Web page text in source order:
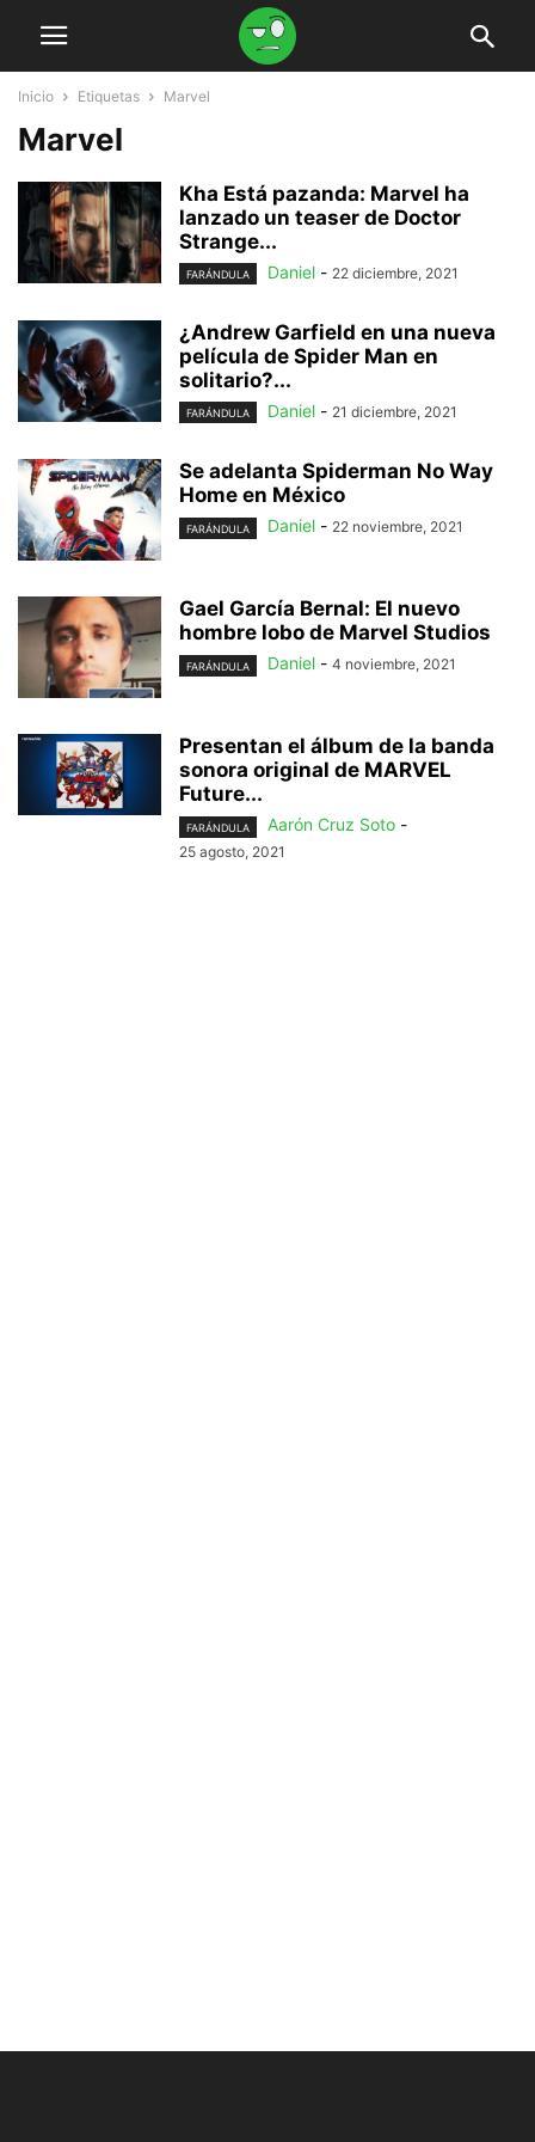
Inicio Etiquetas Marvel
Marvel
Kha Está pazanda: Marvel ha
lanzado un teaser de Doctor
Strange...
FARÁNDULA Daniel - 22 diciembre, 2021
¿Andrew Garfield en una nueva
película de Spider Man en
solitario?...
FARÁNDULA Daniel - 21 diciembre, 2021
Se adelanta Spiderman No Way
Home en México
FARÁNDULA Daniel - 22 noviembre, 2021
Gael García Bernal: El nuevo
hombre lobo de Marvel Studios
FARÁNDULA Daniel - 4 noviembre, 2021
Presentan el álbum de la banda
sonora original de MARVEL
Future...
FARÁNDULA Aarón Cruz Soto -
25 agosto, 2021